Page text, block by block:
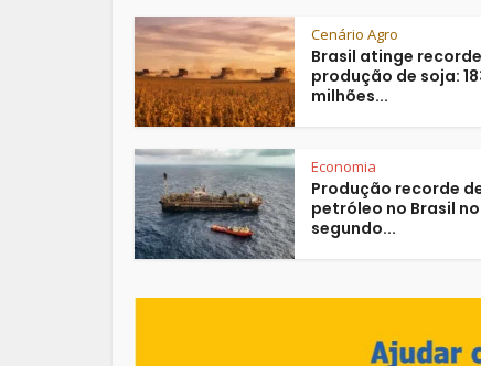
Cenário Agro
Brasil atinge
produção de soja:
milhões...
Economia
Produção recorde
petróleo no Brasil no
segundo...